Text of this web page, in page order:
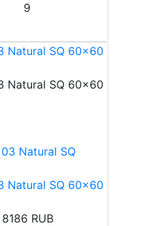
9
Natural SQ 60x60
Natural SQ 60x60
Natural SQ 60x60
8186 RUB